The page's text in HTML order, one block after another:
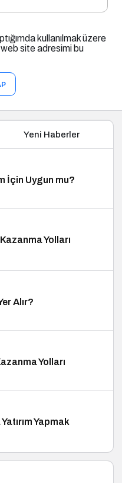
kullanılmak üzere
site adresimi bu
Yeni Haberler
İçin Uygun mu?
Yolları
Alır?
Yolları
Yapmak